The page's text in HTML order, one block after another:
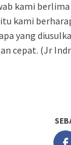
kami
kami
yang
cepat. (Jr